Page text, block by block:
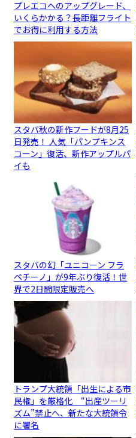
プレエコへのアップグレード、
いくらかかる？長距離フライト
でお得に利用する方法
スタバ秋の新作フードが8月25
日発売！ 人気「パンプキンス
コーン」復活、新作アップルパ
イも
スタバの幻「ユニコーン フラ
ペチーノ」が9年ぶり復活！世
界で2日間限定販売へ
トランプ大統領「出生による市
民権」を厳格化 “出産ツーリ
ズム”禁止へ、新たな大統領令
に署名